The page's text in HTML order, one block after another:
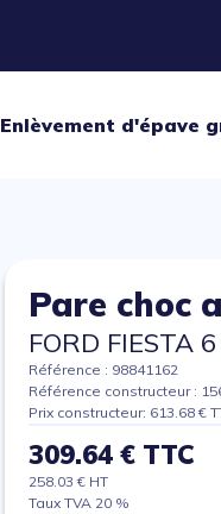
Enlèvement d'épave
Pare choc
FORD FIESTA
Référence : 98841162
Référence constructeur :
Prix constructeur: 613.68 €
309.64 € TTC
258.03 € HT
Taux TVA 20 %